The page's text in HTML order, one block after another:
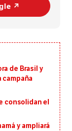
↗️
de Brasil y
consolidan el
y ampliará